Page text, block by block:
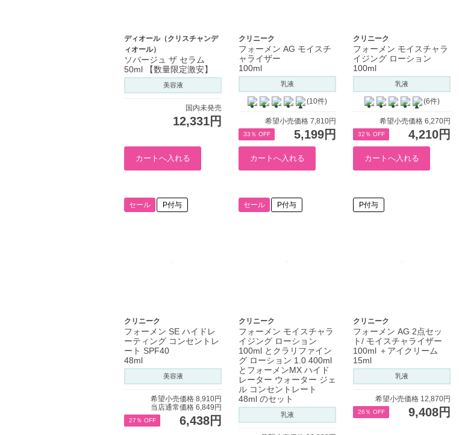
ディオール（クリスチャンデ
ィオール）
ソバージュ ザ セラム
50ml 【数量限定激安】
美容液
国内未発売
12,331円
クリニーク
フォーメン AG モイスチ
ャライザー
100ml
乳液
(10件)
希望小売価格 7,810円
33％ OFF 5,199円
クリニーク
フォーメン モイスチャラ
イジング ローション
100ml
乳液
(6件)
希望小売価格 6,270円
32％ OFF 4,210円
セール P付与
クリニーク
フォーメン SE ハイドレ
ーティング コンセントレ
ート SPF40
48ml
美容液
希望小売価格 8,910円
当店通常価格 6,849円
27％ OFF 6,438円
セール P付与
クリニーク
フォーメン モイスチャラ
イジング ローション
100ml とクラリファイン
グ ローション 1.0 400ml
とフォーメンMX ハイド
レーター ウォーター ジェ
ル コンセントレート
48ml のセット
乳液
P付与
クリニーク
フォーメン AG 2点セッ
ト/ モイスチャライザー
100ml ＋アイクリーム
15ml
乳液
希望小売価格 12,870円
26％ OFF 9,408円